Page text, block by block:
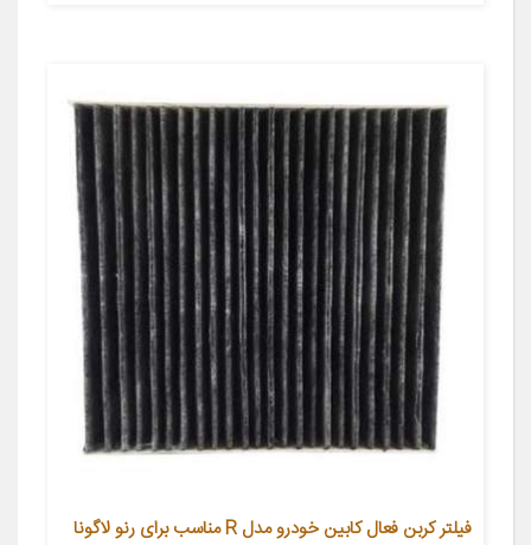
فیلتر کربن فعال کابین خودرو مدل R مناسب برای رنو لاگونا